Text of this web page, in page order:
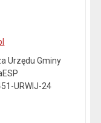
Urzędu Gminy
URWIJ-24